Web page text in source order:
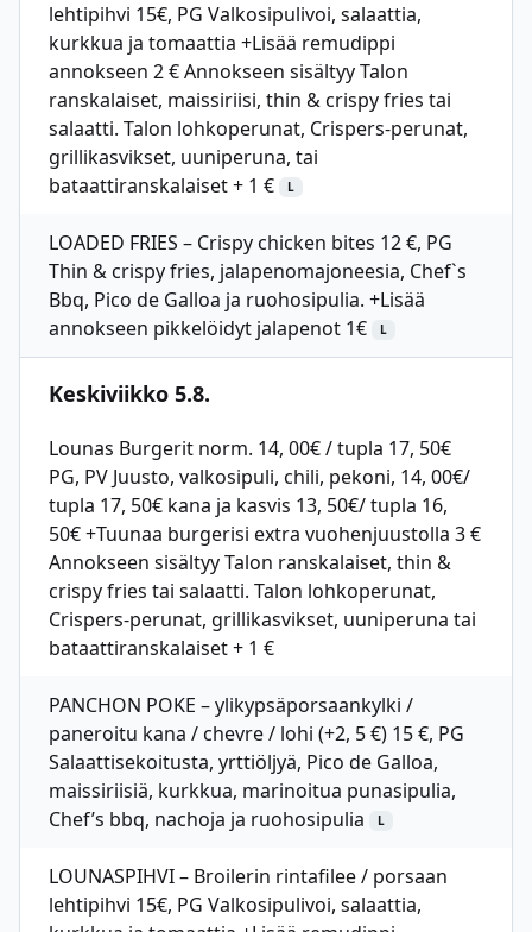
lehtipihvi 15€, PG Valkosipulivoi, salaattia,
kurkkua ja tomaattia +Lisää remudippi
annokseen 2 € Annokseen sisältyy Talon
ranskalaiset, maissiriisi, thin & crispy fries tai
salaatti. Talon lohkoperunat, Crispers-perunat,
grillikasvikset, uuniperuna, tai
bataattiranskalaiset + 1 €
L
LOADED FRIES – Crispy chicken bites 12 €, PG
Thin & crispy fries, jalapenomajoneesia, Chef`s
Bbq, Pico de Galloa ja ruohosipulia. +Lisää
annokseen pikkelöidyt jalapenot 1€
L
Keskiviikko 5.8.
Lounas Burgerit norm. 14, 00€ / tupla 17, 50€
PG, PV Juusto, valkosipuli, chili, pekoni, 14, 00€/
tupla 17, 50€ kana ja kasvis 13, 50€/ tupla 16,
50€ +Tuunaa burgerisi extra vuohenjuustolla 3 €
Annokseen sisältyy Talon ranskalaiset, thin &
crispy fries tai salaatti. Talon lohkoperunat,
Crispers-perunat, grillikasvikset, uuniperuna tai
bataattiranskalaiset + 1 €
PANCHON POKE – ylikypsäporsaankylki /
paneroitu kana / chevre / lohi (+2, 5 €) 15 €, PG
Salaattisekoitusta, yrttiöljyä, Pico de Galloa,
maissiriisiä, kurkkua, marinoitua punasipulia,
Chef’s bbq, nachoja ja ruohosipulia
L
LOUNASPIHVI – Broilerin rintafilee / porsaan
lehtipihvi 15€, PG Valkosipulivoi, salaattia,